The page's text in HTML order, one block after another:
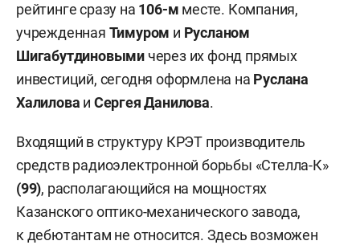
рейтинге сразу на 106-м месте. Компания,
учрежденная Тимуром и Русланом
Шигабутдиновыми через их фонд прямых
инвестиций, сегодня оформлена на Руслана
Халилова и Сергея Данилова.
Входящий в структуру КРЭТ производитель
средств радиоэлектронной борьбы «Стелла-К»
(99), располагающийся на мощностях
Казанского оптико-механического завода,
к дебютантам не относится. Здесь возможен